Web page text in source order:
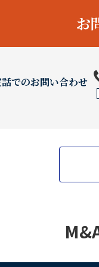
お
でのお問い合わせ